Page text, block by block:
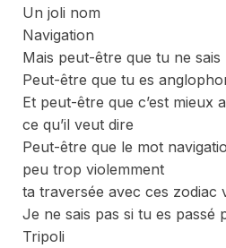
Un joli nom
Navigation
Mais peut-être que tu ne sais
Peut-être que tu es
Et peut-être que c’est mieux
ce qu’il veut dire
Peut-être que le mot
peu trop violemment
ta traversée avec ces zodiac
Je ne sais pas si tu es passé
Tripoli